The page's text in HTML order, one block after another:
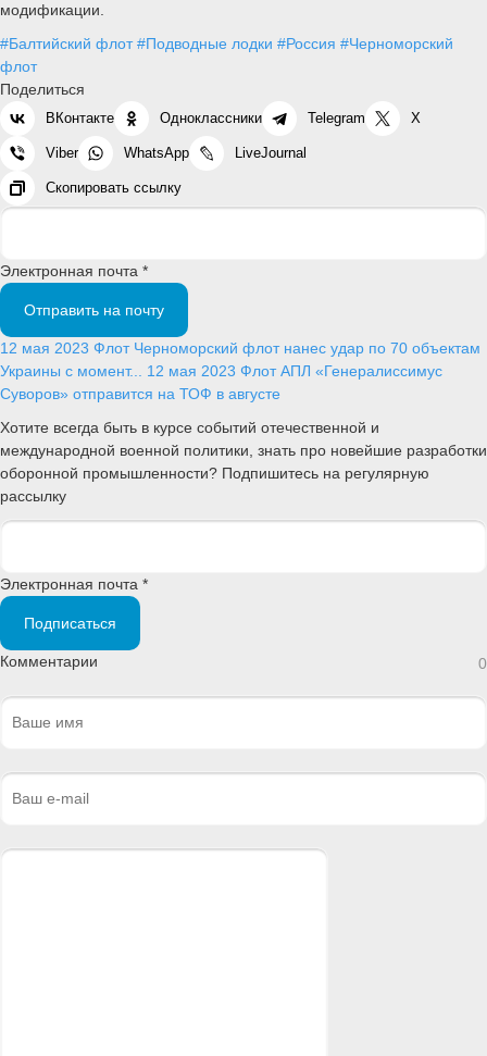
модификации.
#Балтийский флот #Подводные лодки #Россия #Черноморский
флот
Поделиться
ВКонтакте Одноклассники Telegram X
Viber WhatsApp LiveJournal
Скопировать ссылку
Электронная почта *
Отправить на почту
12 мая 2023 Флот Черноморский флот нанес удар по 70 объектам
Украины с момент... 12 мая 2023 Флот АПЛ «Генералиссимус
Суворов» отправится на ТОФ в августе
Хотите всегда быть в курсе событий отечественной и
международной военной политики, знать про новейшие разработки
оборонной промышленности? Подпишитесь на регулярную
рассылку
Электронная почта *
Подписаться
Комментарии 0